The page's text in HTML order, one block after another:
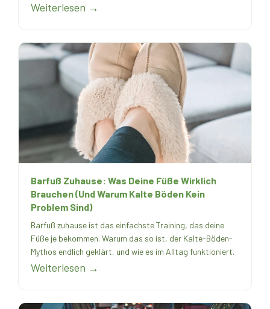
Weiterlesen →
Barfuß Zuhause: Was Deine Füße Wirklich
Brauchen (Und Warum Kalte Böden Kein
Problem Sind)
Barfuß zuhause ist das einfachste Training, das deine
Füße je bekommen. Warum das so ist, der Kalte-Böden-
Mythos endlich geklärt, und wie es im Alltag funktioniert.
Weiterlesen →